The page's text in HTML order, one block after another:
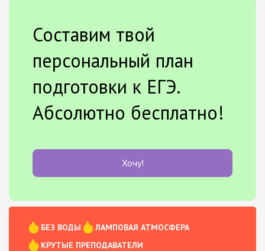
Составим твой
персональный план
подготовки к ЕГЭ.
Абсолютно бесплатно!
Хочу!
БЕЗ ВОДЫ
ЛАМПОВАЯ АТМОСФЕРА
КРУТЫЕ ПРЕПОДАВАТЕЛИ